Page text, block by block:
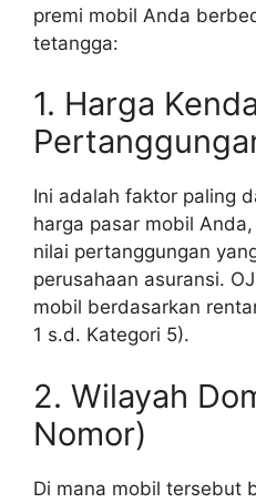
premi mobil Anda
tetangga:
1. Harga
Ini adalah faktor paling
harga pasar mobil
nilai pertanggungan
perusahaan asuransi.
mobil berdasarkan
1 s.d. Kategori 5).
2. Wilayah
Nomor)
Di mana mobil tersebut